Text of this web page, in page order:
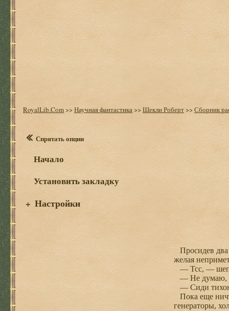
RoyalLib.Com>>Научная фантастика>> Шекли Роберт>> Сборник
Спрятать опции
Начало
Установить закладку
+ Настройки
Просидев два
желая
— Тсс, —
— Не думаю,
— Сиди
Пока еще
генераторы,